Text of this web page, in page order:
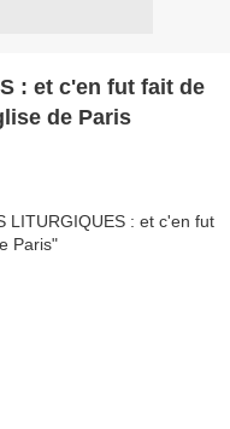
: et c'en fut fait de
de Paris